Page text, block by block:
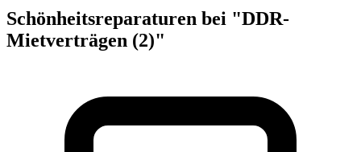
Schönheitsreparaturen bei "DDR-
Mietverträgen (2)"